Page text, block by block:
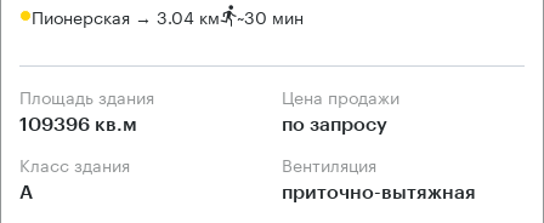
Пионерская → 3.04 км ~30 мин
Площадь здания
109396 кв.м
Цена продажи
по запросу
Класс здания
А
Вентиляция
приточно-вытяжная